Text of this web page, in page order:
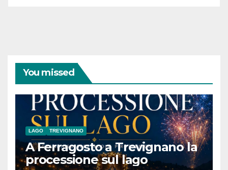
You missed
LAGO TREVIGNANO
A Ferragosto a Trevignano la
processione sul lago